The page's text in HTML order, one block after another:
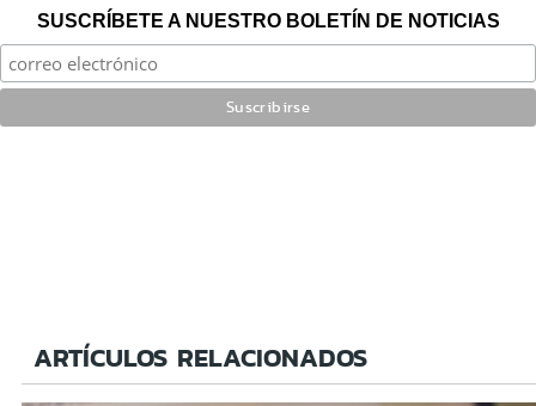
SUSCRÍBETE A NUESTRO BOLETÍN DE NOTICIAS
ARTÍCULOS RELACIONADOS